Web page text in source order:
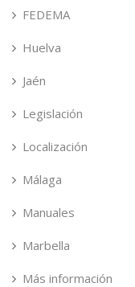
FEDEMA
Huelva
Jaén
Legislación
Localización
Málaga
Manuales
Marbella
Más información